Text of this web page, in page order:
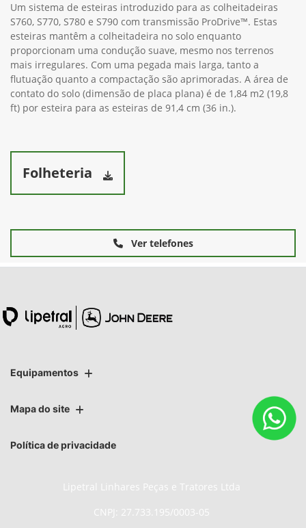
Um sistema de esteiras introduzido para as colheitadeiras
S760, S770, S780 e S790 com transmissão ProDrive™. Estas
esteiras mantêm a colheitadeira no solo enquanto
proporcionam uma condução suave, mesmo nos terrenos
mais irregulares. Com uma pegada mais larga, tanto a
flutuação quanto a compactação são aprimoradas. A área de
contato do solo (dimensão de placa plana) é de 1,84 m2 (19,8
ft) por esteira para as esteiras de 91,4 cm (36 in.).
Folheteria
Ver telefones
Equipamentos
Mapa do site
Política de privacidade
Lipetral Linhares Peças e Tratores Ltda
CNPJ: 27.733.195/0003-05